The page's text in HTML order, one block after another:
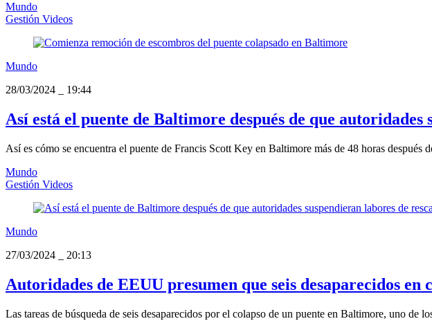
Mundo
Gestión Videos
Mundo
28/03/2024
19:44
Así está el puente de Baltimore después de que autoridades
Así es cómo se encuentra el puente de Francis Scott Key en Baltimore más de 48 horas después
Mundo
Gestión Videos
Mundo
27/03/2024
20:13
Autoridades de EEUU presumen que seis desaparecidos en
Las tareas de búsqueda de seis desaparecidos por el colapso de un puente en Baltimore, uno de